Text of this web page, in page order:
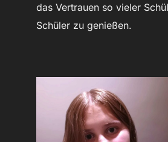
das Vertrauen so vieler
Schüler zu genießen.